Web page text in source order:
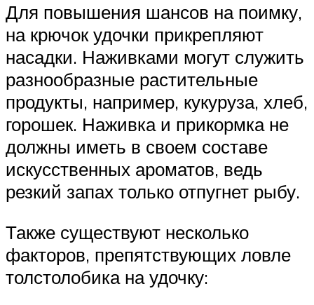
Для повышения шансов на поимку,
на крючок удочки прикрепляют
насадки. Наживками могут служить
разнообразные растительные
продукты, например, кукуруза, хлеб,
горошек. Наживка и прикормка не
должны иметь в своем составе
искусственных ароматов, ведь
резкий запах только отпугнет рыбу.
Также существуют несколько
факторов, препятствующих ловле
толстолобика на удочку: